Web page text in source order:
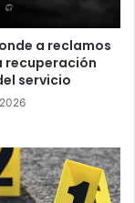
a reclamos
recuperación
servicio